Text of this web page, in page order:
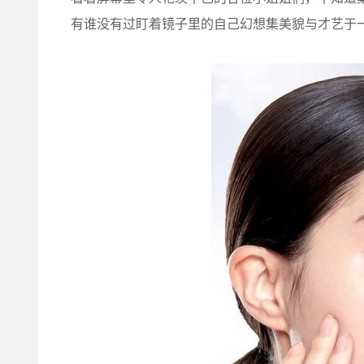
有谁没有过盯着镜子里的自己幻想集美貌与才艺于